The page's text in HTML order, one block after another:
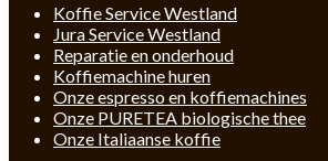
Koffie Service Westland
Jura Service Westland
Reparatie en onderhoud
Koffiemachine huren
Onze espresso en koffiemachines
Onze PURETEA biologische thee
Onze Italiaanse koffie